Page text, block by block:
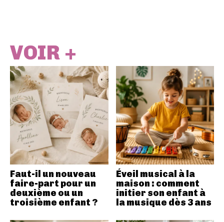
VOIR +
Faut-il un nouveau
faire-part pour un
deuxième ou un
troisième enfant ?
Éveil musical à la
maison : comment
initier son enfant à
la musique dès 3 ans